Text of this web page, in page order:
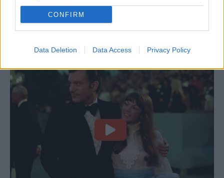
CONFIRM
Data Deletion Data Access Privacy Policy